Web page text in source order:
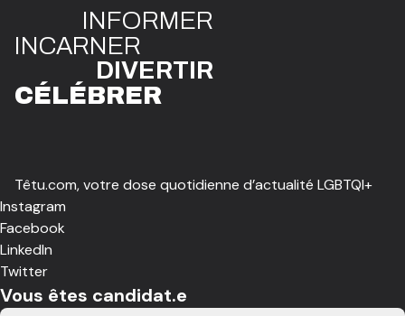
INFORMER
INCARNER
DIVERTIR
CÉLÉBRER
Têtu.com, votre dose quotidienne d’actualité LGBTQI+
Instagram
Facebook
LinkedIn
Twitter
Vous êtes candidat.e